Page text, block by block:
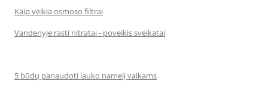
Kaip veikia osmoso filtrai
Vandenyje rasti nitratai - poveikis sveikatai
5 būdų panaudoti lauko namelį vaikams